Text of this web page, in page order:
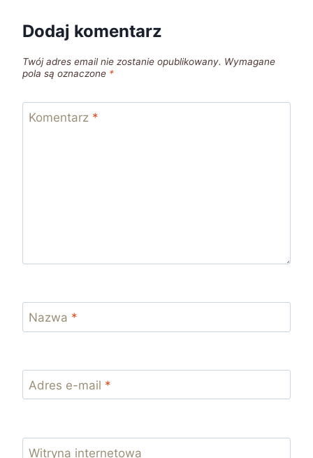
Dodaj komentarz
Twój adres email nie zostanie opublikowany. Wymagane
pola są oznaczone *
Komentarz *
Nazwa *
Adres e-mail *
Witryna internetowa